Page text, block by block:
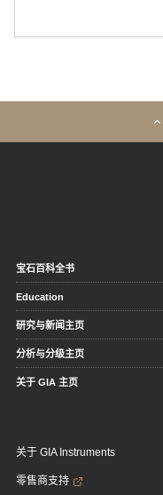
宝石百科全书
Education
研究与新闻主页
分析与分级主页
关于 GIA 主页
关于 GIA Instruments
零售商支持